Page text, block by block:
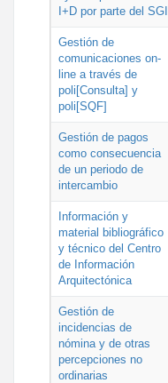
I+D por parte del SGI
Gestión de
comunicaciones on-
line a través de
poli[Consulta] y
poli[SQF]
Gestión de pagos
como consecuencia
de un periodo de
intercambio
Información y
material bibliográfico
y técnico del Centro
de Información
Arquitectónica
Gestión de
incidencias de
nómina y de otras
percepciones no
ordinarias